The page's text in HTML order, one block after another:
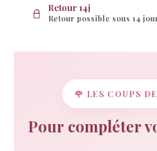
Retour 14j
Retour possible sous 14
🌹 LES COUPS
Pour compléter